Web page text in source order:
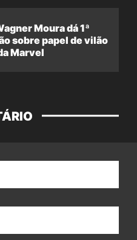
Moura dá 1ª
sobre papel de vilão
Marvel